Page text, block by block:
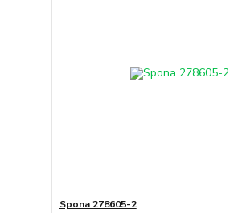
Spona 278605-2